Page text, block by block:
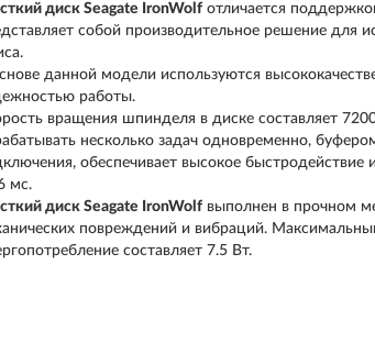
диск Seagate IronWolf отличается
собой производительное решение для
данной модели используются
работы.
вращения шпинделя в диске составляет
несколько задач одновременно,
обеспечивает высокое
мс.
диск Seagate IronWolf выполнен в прочном
повреждений и вибраций.
составляет 7.5 Вт.